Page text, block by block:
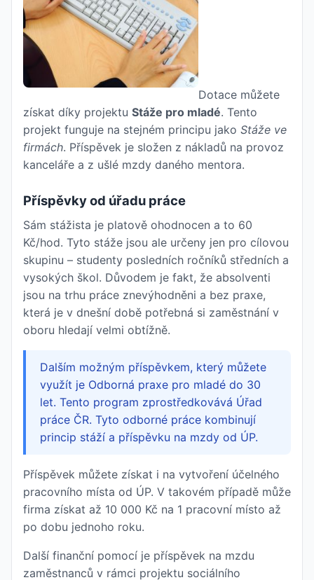
Dotace můžete
získat díky projektu Stáže pro mladé. Tento
projekt funguje na stejném principu jako Stáže ve
firmách. Příspěvek je složen z nákladů na provoz
kanceláře a z ušlé mzdy daného mentora.
Příspěvky od úřadu práce
Sám stážista je platově ohodnocen a to 60
Kč/hod. Tyto stáže jsou ale určeny jen pro cílovou
skupinu – studenty posledních ročníků středních a
vysokých škol. Důvodem je fakt, že absolventi
jsou na trhu práce znevýhodněni a bez praxe,
která je v dnešní době potřebná si zaměstnání v
oboru hledají velmi obtížně.
Dalším možným příspěvkem, který můžete
využít je Odborná praxe pro mladé do 30
let. Tento program zprostředkovává Úřad
práce ČR. Tyto odborné práce kombinují
princip stáží a příspěvku na mzdy od ÚP.
Příspěvek můžete získat i na vytvoření účelného
pracovního místa od ÚP. V takovém případě může
firma získat až 10 000 Kč na 1 pracovní místo až
po dobu jednoho roku.
Další finanční pomocí je příspěvek na mzdu
zaměstnanců v rámci projektu sociálního